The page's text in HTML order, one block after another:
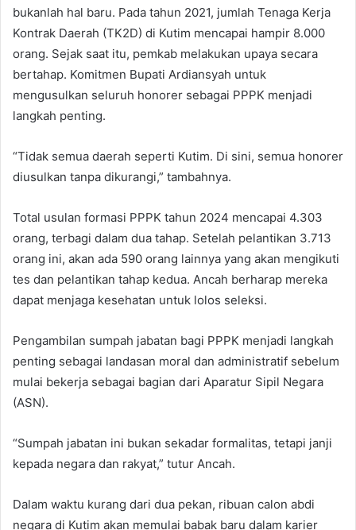
bukanlah hal baru. Pada tahun 2021, jumlah Tenaga Kerja
Kontrak Daerah (TK2D) di Kutim mencapai hampir 8.000
orang. Sejak saat itu, pemkab melakukan upaya secara
bertahap. Komitmen Bupati Ardiansyah untuk
mengusulkan seluruh honorer sebagai PPPK menjadi
langkah penting.
“Tidak semua daerah seperti Kutim. Di sini, semua honorer
diusulkan tanpa dikurangi,” tambahnya.
Total usulan formasi PPPK tahun 2024 mencapai 4.303
orang, terbagi dalam dua tahap. Setelah pelantikan 3.713
orang ini, akan ada 590 orang lainnya yang akan mengikuti
tes dan pelantikan tahap kedua. Ancah berharap mereka
dapat menjaga kesehatan untuk lolos seleksi.
Pengambilan sumpah jabatan bagi PPPK menjadi langkah
penting sebagai landasan moral dan administratif sebelum
mulai bekerja sebagai bagian dari Aparatur Sipil Negara
(ASN).
“Sumpah jabatan ini bukan sekadar formalitas, tetapi janji
kepada negara dan rakyat,” tutur Ancah.
Dalam waktu kurang dari dua pekan, ribuan calon abdi
negara di Kutim akan memulai babak baru dalam karier